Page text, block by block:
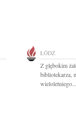
ŁÓDŹ
Z głębokim
bibliotekarza,
wieloletniego...